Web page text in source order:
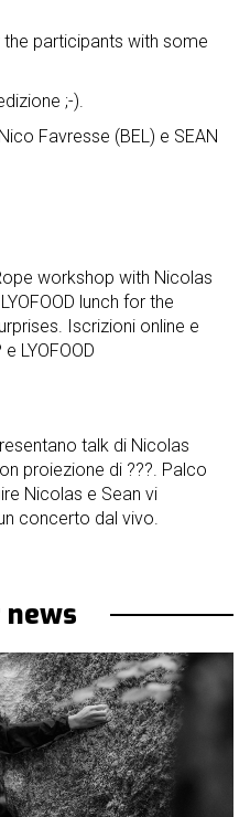
the participants with some
;-).
Favresse (BEL) e SEAN
workshop with Nicolas
lunch for the
Iscrizioni online e
LYOFOOD
talk di Nicolas
proiezione di ???. Palco
Nicolas e Sean vi
concerto dal vivo.